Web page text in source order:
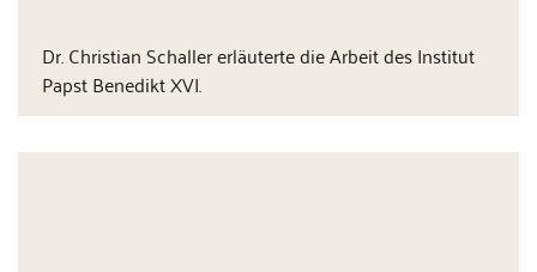
Dr. Christian Schaller erläuterte die Arbeit des Institut
Papst Benedikt XVI.